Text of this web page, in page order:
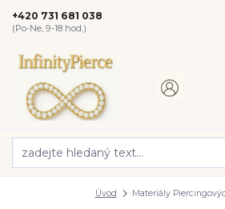
+420 731 681 038
(Po-Ne, 9-18 hod.)
Úvod Materiály